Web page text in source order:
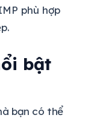
phù hợp
bật
bạn có thể